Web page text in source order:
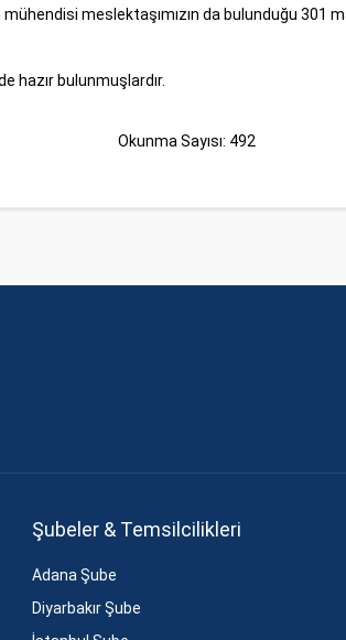
meslektaşımızın da bulunduğu 301
hazır bulunmuşlardır.
Okunma Sayısı: 492
Şubeler & Temsilcilikleri
Adana Şube
Diyarbakır Şube